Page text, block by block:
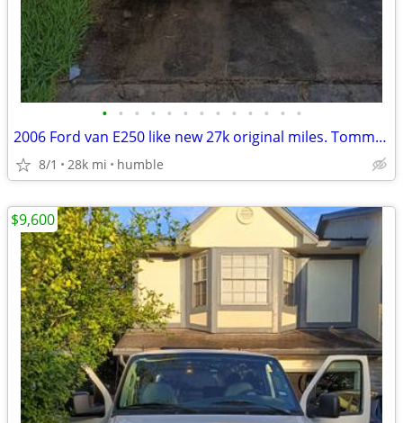
• • • • • • • • • • • • •
2006 Ford van E250 like new 27k original miles. Tommy lift.
8/1 28k mi humble
$9,600